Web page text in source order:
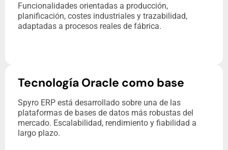
Funcionalidades orientadas a producción,
planificación, costes industriales y trazabilidad,
adaptadas a procesos reales de fábrica.
Tecnología Oracle como base
Spyro ERP está desarrollado sobre una de las
plataformas de bases de datos más robustas del
mercado. Escalabilidad, rendimiento y fiabilidad a
largo plazo.